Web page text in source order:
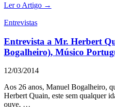
Ler o Artigo →
Entrevistas
Entrevista a Mr. Herbert
Bogalheiro), Músico
12/03/2014
Aos 26 anos, Manuel Bogalheiro,
Herbert Quain, este sem qualquer
ouve, …